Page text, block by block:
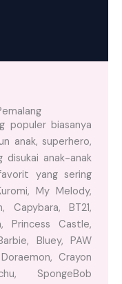
populer biasanya
anak, superhero,
anak-anak
yang sering
My Melody,
Capybara, BT21,
Princess Castle,
Bluey, PAW
Crayon
SpongeBob